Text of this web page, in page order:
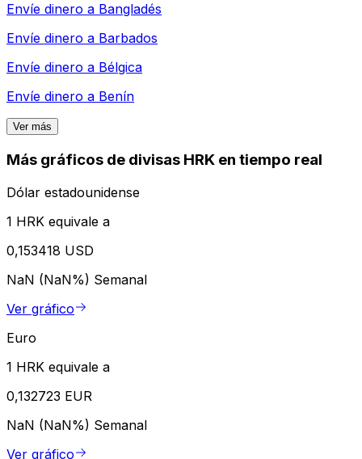
Envíe dinero a Bangladés
Envíe dinero a Barbados
Envíe dinero a Bélgica
Envíe dinero a Benín
Ver más
Más gráficos de divisas HRK en tiempo real
Dólar estadounidense
1 HRK equivale a
0,153418 USD
NaN (NaN%) Semanal
Ver gráfico
Euro
1 HRK equivale a
0,132723 EUR
NaN (NaN%) Semanal
Ver gráfico